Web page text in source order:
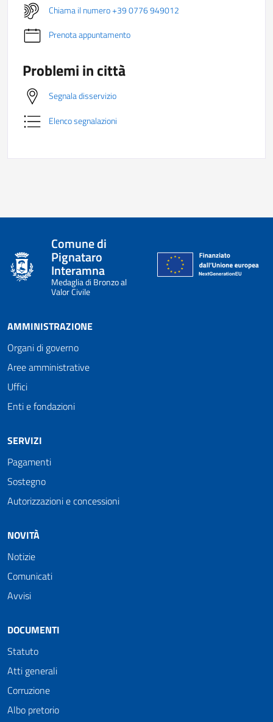
Chiama il numero +39 0776 949012
Prenota appuntamento
Problemi in città
Segnala disservizio
Elenco segnalazioni
Comune di
Pignataro
Interamna
Medaglia di Bronzo al
Valor Civile
AMMINISTRAZIONE
Organi di governo
Aree amministrative
Uffici
Enti e fondazioni
SERVIZI
Pagamenti
Sostegno
Autorizzazioni e concessioni
NOVITÀ
Notizie
Comunicati
Avvisi
DOCUMENTI
Statuto
Atti generali
Corruzione
Albo pretorio